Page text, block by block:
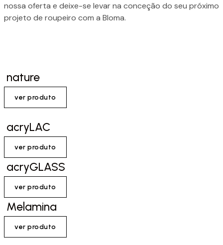
nossa oferta e deixe-se levar na conceção do seu próximo
projeto de roupeiro com a Bloma.
nature
ver produto
acryLAC
ver produto
acryGLASS
ver produto
Melamina
ver produto